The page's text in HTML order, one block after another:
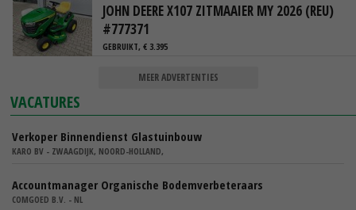
JOHN DEERE X107 ZITMAAIER MY 2026 (REU)
#777371
GEBRUIKT, € 3.395
MEER ADVERTENTIES
VACATURES
Verkoper Binnendienst Glastuinbouw
KARO BV - ZWAAGDIJK, NOORD-HOLLAND,
Accountmanager Organische Bodemverbeteraars
COMGOED B.V. - NL